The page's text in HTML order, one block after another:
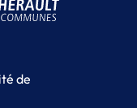
de